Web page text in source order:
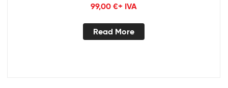
99,00 €+ IVA
Read More